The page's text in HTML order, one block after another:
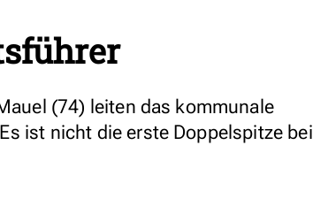
(74) leiten das kommunale
ist nicht die erste Doppelspitze bei